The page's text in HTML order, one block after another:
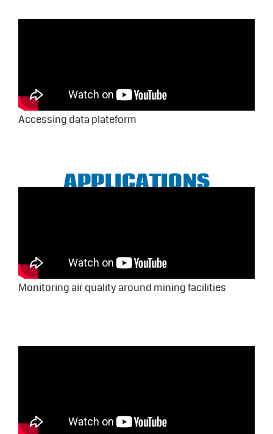
Accessing data plateform
APPLICATIONS
Monitoring air quality around mining facilities